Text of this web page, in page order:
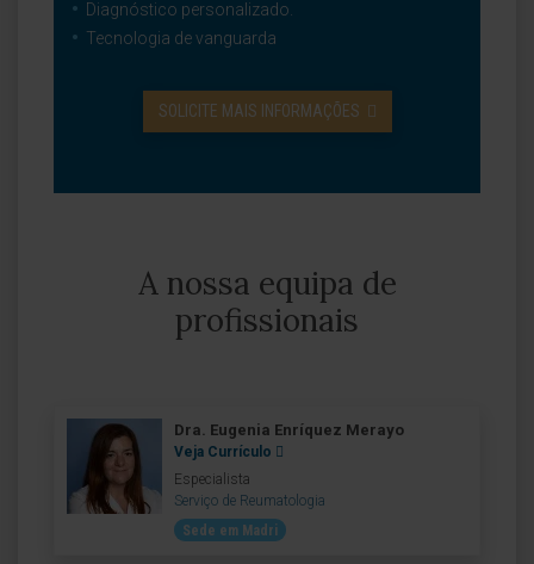
Diagnóstico personalizado.
Tecnologia de vanguarda
SOLICITE MAIS INFORMAÇÕES
A nossa equipa de
profissionais
Dra. Eugenia Enríquez Merayo
Veja Currículo
Especialista
Serviço de Reumatologia
Sede em Madri